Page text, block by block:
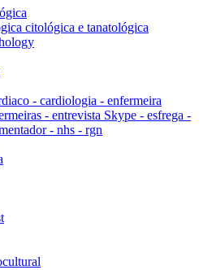
citológica e tanatológica
- cardiologia - enfermeira
- entrevista Skype - esfrega -
- nhs - rgn